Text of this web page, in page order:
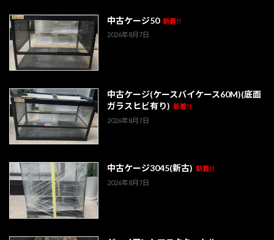
中古ケージ50 新着!!
2026年8月7日
中古ケージ(ケースバイケース60M)(底面
ガラスヒビ有り) 新着!!
2026年8月7日
中古ケージ3045(新古) 新着!!
2026年8月7日